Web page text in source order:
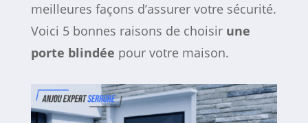
meilleures façons d’assurer votre sécurité.
Voici 5 bonnes raisons de choisir une
porte blindée pour votre maison.